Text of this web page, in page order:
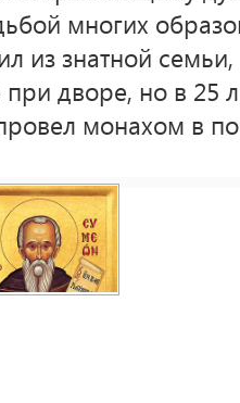
многих
из знатной
дворе, но в 25
монахом в